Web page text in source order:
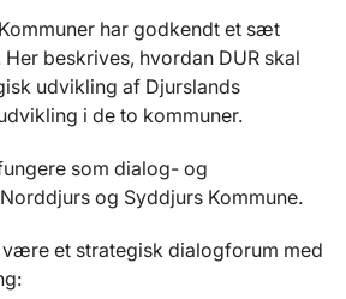
har godkendt et sæt
beskrives, hvordan DUR skal
udvikling af Djurslands
i de to kommuner.
som dialog- og
og Syddjurs Kommune.
være et strategisk dialogforum med